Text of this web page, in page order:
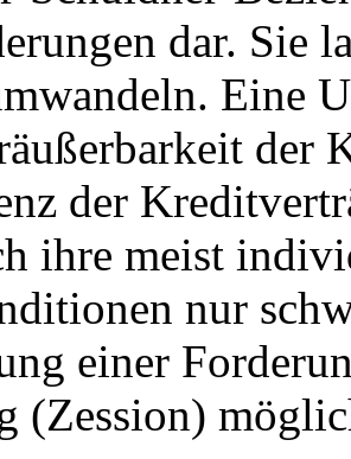
dar. Sie
Eine
der
der
ihre meist
nur
einer
(Zession)